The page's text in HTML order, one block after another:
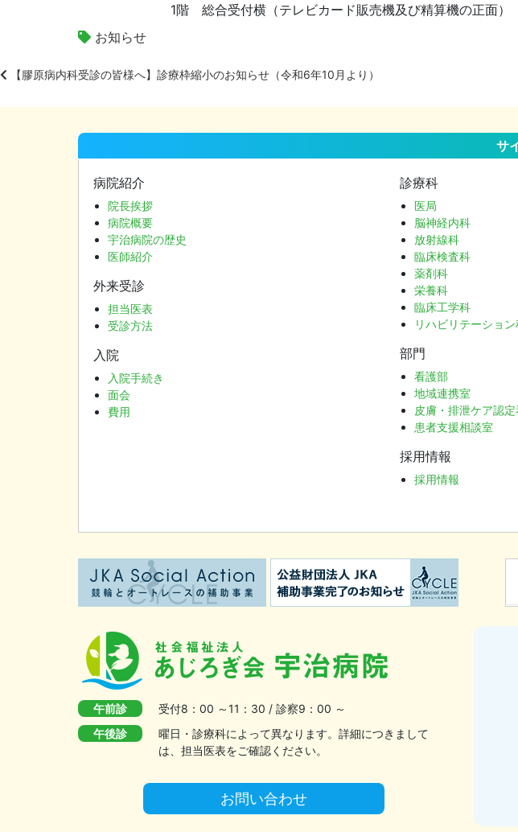
1階 総合受付横（テレビカード販売機及び精算機の正面）
お知らせ
投
【膠原病内科受診の皆様へ】診療枠縮小のお知らせ（令和6年10月より）
サ
病院紹介
院長挨拶
病院概要
宇治病院の歴史
医師紹介
外来受診
担当医表
受診方法
入院
入院手続き
面会
費用
診療科
医局
脳神経内科
放射線科
臨床検査科
薬剤科
栄養科
臨床工学科
リハビリテーション
部門
看護部
地域連携室
皮膚・排泄ケア認
患者支援相談室
採用情報
採用情報
午前診
受付8：00 ～11：30 / 診察9：00 ～
午後診
曜日・診療科によって異なります。詳細につきまして
は、担当医表をご確認ください。
お問い合わせ